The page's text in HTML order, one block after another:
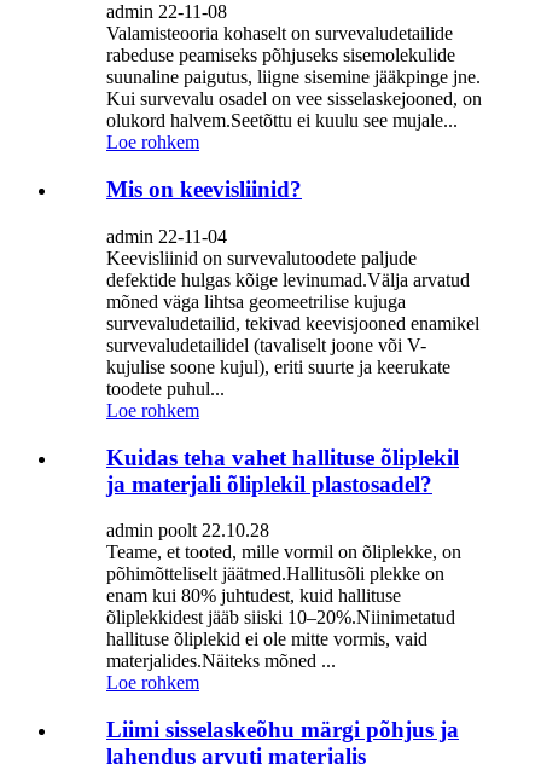
admin 22-11-08
Valamisteooria kohaselt on survevaludetailide
rabeduse peamiseks põhjuseks sisemolekulide
suunaline paigutus, liigne sisemine jääkpinge jne.
Kui survevalu osadel on vee sisselaskejooned, on
olukord halvem.Seetõttu ei kuulu see mujale...
Loe rohkem
Mis on keevisliinid?
admin 22-11-04
Keevisliinid on survevalutoodete paljude
defektide hulgas kõige levinumad.Välja arvatud
mõned väga lihtsa geomeetrilise kujuga
survevaludetailid, tekivad keevisjooned enamikel
survevaludetailidel (tavaliselt joone või V-
kujulise soone kujul), eriti suurte ja keerukate
toodete puhul...
Loe rohkem
Kuidas teha vahet hallituse õliplekil
ja materjali õliplekil plastosadel?
admin poolt 22.10.28
Teame, et tooted, mille vormil on õliplekke, on
põhimõtteliselt jäätmed.Hallitusõli plekke on
enam kui 80% juhtudest, kuid hallituse
õliplekkidest jääb siiski 10–20%.Niinimetatud
hallituse õliplekid ei ole mitte vormis, vaid
materjalides.Näiteks mõned ...
Loe rohkem
Liimi sisselaskeõhu märgi põhjus ja
lahendus arvuti materjalis